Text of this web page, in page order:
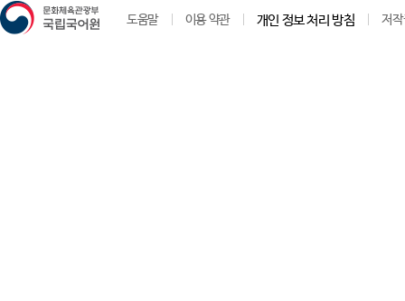
도움말 이용 약관 개인 정보 처리 방침 저